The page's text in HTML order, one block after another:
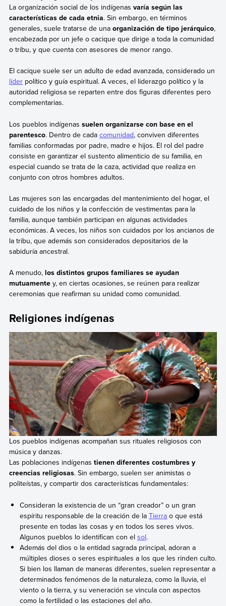
La organización social de los indígenas varía según las
características de cada etnia. Sin embargo, en términos
generales, suele tratarse de unaorganización de tipo jerárquico,
encabezada por un jefe o cacique que dirige a toda la comunidad
o tribu, y que cuenta con asesores de menor rango.
El cacique suele ser un adulto de edad avanzada, considerado un
líderpolítico y guía espiritual. A veces, el liderazgo político y la
autoridad religiosa se reparten entre dos figuras diferentes pero
complementarias.
Los pueblos indígenas suelen organizarse con base en el
parentesco. Dentro de cada comunidad, conviven diferentes
familias conformadas por padre, madre e hijos. El rol del padre
consiste en garantizar el sustento alimenticio de su familia, en
especial cuando se trata de la caza, actividad que realiza en
conjunto con otros hombres adultos.
Las mujeres son las encargadas del mantenimiento del hogar, el
cuidado de los niños y la confección de vestimentas para la
familia, aunque también participan en algunas actividades
económicas. A veces, los niños son cuidados por los ancianos de
la tribu, que además son considerados depositarios de la
sabiduría ancestral.
A menudo, los distintos grupos familiares se ayudan
mutuamentey, en ciertas ocasiones, se reúnen para realizar
ceremonias que reafirman su unidad como comunidad.
Religiones indígenas
Los pueblos indígenas acompañan sus rituales religiosos con
música y danzas.
Las poblaciones indígenas tienen diferentes costumbres y
creencias religiosas. Sin embargo, suelen ser animistas o
politeístas, y compartir dos características fundamentales:
Consideran la existencia de un “gran creador” o un gran
espíritu responsable de la creación de laTierra o que está
presente en todas las cosas y en todos los seres vivos.
Algunos pueblos lo identifican con elsol.
Además del dios o la entidad sagrada principal, adoran a
múltiples dioses o seres espirituales a los que les rinden culto.
Si bien los llaman de maneras diferentes, suelen representar a
determinados fenómenos de la naturaleza, como la lluvia, el
viento o la tierra, y su veneración se vincula con aspectos
como la fertilidad o las estaciones del año.